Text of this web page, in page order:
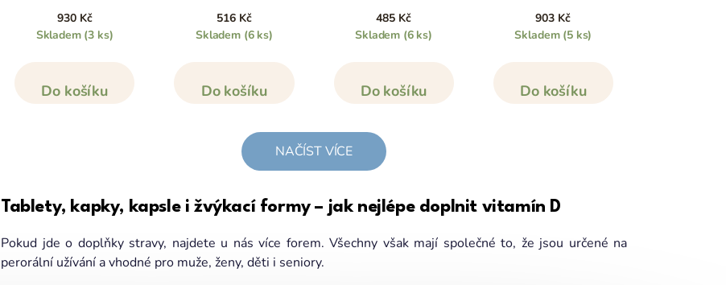
930 Kč
Skladem (3 ks)
Do košíku
516 Kč
Skladem (6 ks)
Do košíku
485 Kč
Skladem (6 ks)
Do košíku
903 Kč
Skladem (5 ks)
Do košíku
NAČÍST VÍCE
Tablety, kapky, kapsle i žvýkací formy – jak nejlépe doplnit vitamín D
Pokud jde o doplňky stravy, najdete u nás více forem. Všechny však mají společné to, že jsou určené na
perorální užívání a vhodné pro muže, ženy, děti i seniory.